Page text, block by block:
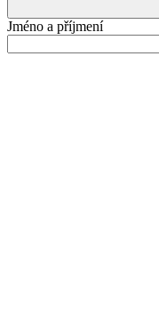
Jméno a příjmení